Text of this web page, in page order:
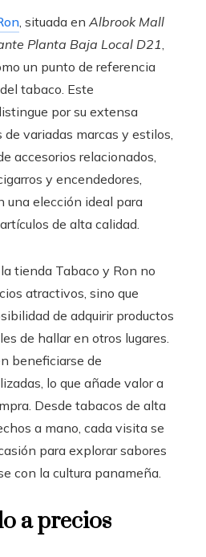
, situada en Albrook Mall
Planta Baja Local D21
un punto de referencia
tabaco. Este
por su extensa
variadas marcas y estilos,
accesorios relacionados,
y encendedores,
una elección ideal para
de alta calidad.
tienda Tabaco y Ron no
atractivos, sino que
de adquirir productos
de hallar en otros lugares.
beneficiarse de
lo que añade valor a
Desde tabacos de alta
a mano, cada visita se
para explorar sabores
con la cultura panameña.
a precios